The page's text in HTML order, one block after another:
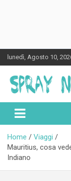
Skip
to
content
lunedì, Agosto 10,
Home
Viaggi
Mauritius, cosa
Indiano